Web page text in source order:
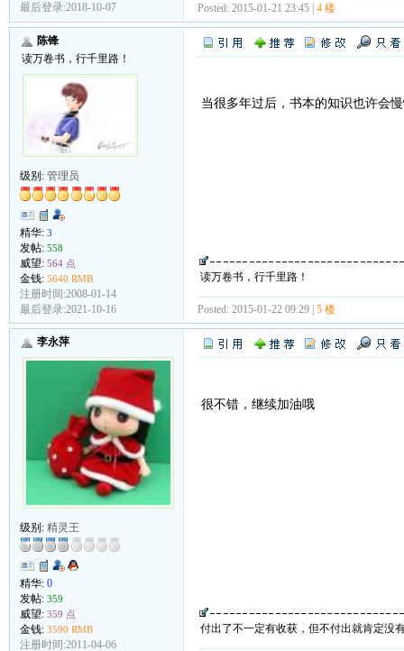
最后登录:2018-10-07
Posted: 2015-01-21 23:45 | 4 楼
陈锋
读万卷书，行千里路！
级别: 管理员
精华: 3
发帖: 558
威望: 564 点
金钱: 5640 RMB
注册时间:2008-01-14
最后登录:2021-10-16
当很多年过后，书本的知识也许会
读万卷书，行千里路！
Posted: 2015-01-22 09:29 | 5 楼
李永萍
级别: 精灵王
精华: 0
发帖: 359
威望: 359 点
金钱: 3590 RMB
注册时间:2011-04-06
很不错，继续加油哦
付出了不一定有收获，但不付出就肯定没